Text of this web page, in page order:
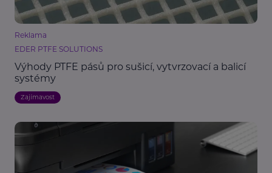
Reklama
EDER PTFE SOLUTIONS
Výhody PTFE pásů pro sušicí, vytvrzovací a balicí
systémy
Zajímavost